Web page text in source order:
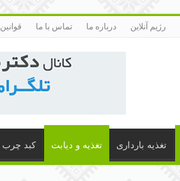
رژیم آنلاین درباره ما تماس با ما قوانین
تغذیه بارداری تغذیه و دیابت کبد چرب